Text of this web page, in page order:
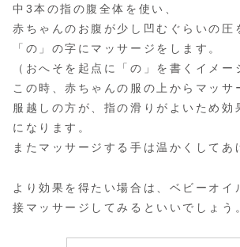
中3本の指の腹全体を使い、
赤ちゃんのお腹が少し凹むぐらいの圧
「の」の字にマッサージをします。
（おへそを起点に「の」を書くイメー
この時、赤ちゃんの服の上からマッサ
服越しの方が、指の滑りがよいため効
になります。
またマッサージする手は温かくしてあ
より効果を得たい場合は、ベビーオイ
接マッサージしてみるといいでしょう